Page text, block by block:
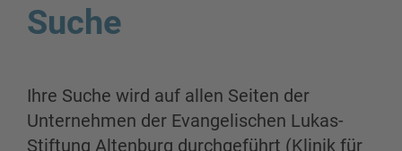
Suche
Ihre Suche wird auf allen Seiten der
Unternehmen der Evangelischen Lukas-
Stiftung Altenburg durchgeführt (Klinik für